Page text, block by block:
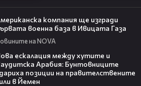
компания ще изгради
военна база в Ивицата Газа
на NOVA
ескалация между хутите и
Арабия: Бунтовниците
позиции на правителствените
в Йемен